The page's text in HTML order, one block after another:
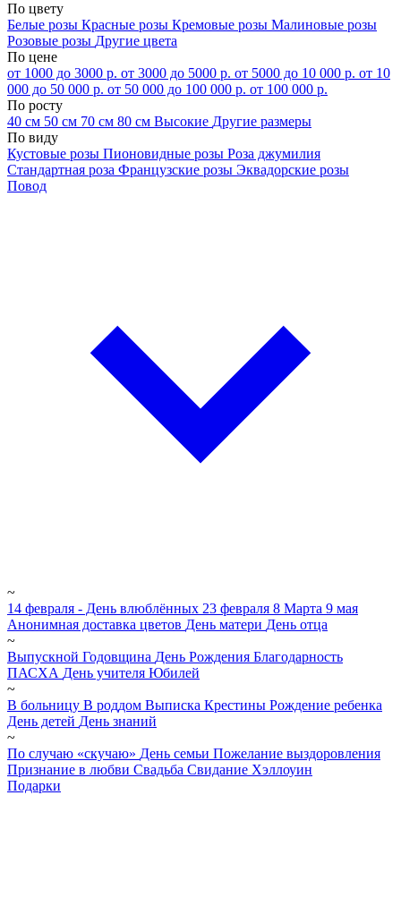
По цвету
Белые розы Красные розы Кремовые розы Малиновые розы
Розовые розы Другие цвета
По цене
от 1000 до 3000 р. от 3000 до 5000 р. от 5000 до 10 000 р. от 10
000 до 50 000 р. от 50 000 до 100 000 р. от 100 000 р.
По росту
40 см 50 см 70 см 80 см Высокие Другие размеры
По виду
Кустовые розы Пионовидные розы Роза джумилия
Стандартная роза Французские розы Эквадорские розы
Повод
~
14 февраля - День влюблённых 23 февраля 8 Марта 9 мая
Анонимная доставка цветов День матери День отца
~
Выпускной Годовщина День Рождения Благодарность
ПАСХА День учителя Юбилей
~
В больницу В роддом Выписка Крестины Рождение ребенка
День детей День знаний
~
По случаю «скучаю» День семьи Пожелание выздоровления
Признание в любви Свадьба Свидание Хэллоуин
Подарки